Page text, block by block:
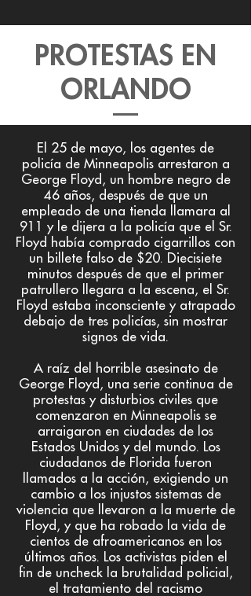
PROTESTAS EN
ORLANDO
El 25 de mayo, los agentes de
policía de Minneapolis arrestaron a
George Floyd, un hombre negro de
46 años, después de que un
empleado de una tienda llamara al
911 y le dijera a la policía que el Sr.
Floyd había comprado cigarrillos con
un billete falso de $20. Diecisiete
minutos después de que el primer
patrullero llegara a la escena, el Sr.
Floyd estaba inconsciente y atrapado
debajo de tres policías, sin mostrar
signos de vida.
A raíz del horrible asesinato de
George Floyd, una serie continua de
protestas y disturbios civiles que
comenzaron en Minneapolis se
arraigaron en ciudades de los
Estados Unidos y del mundo. Los
ciudadanos de Florida fueron
llamados a la acción, exigiendo un
cambio a los injustos sistemas de
violencia que llevaron a la muerte de
Floyd, y que ha robado la vida de
cientos de afroamericanos en los
últimos años. Los activistas piden el
fin de uncheck la brutalidad policial,
el tratamiento del racismo